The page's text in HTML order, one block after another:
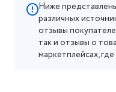
Ниже
различных
отзывы
так и отзывы о
маркетплейсах,